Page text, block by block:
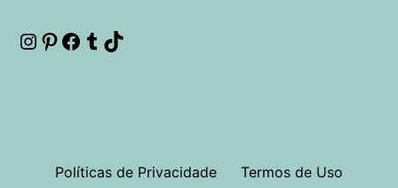
Instagram
Pinterest
Facebook
Tumblr
Políticas de Privacidade Termos de Uso